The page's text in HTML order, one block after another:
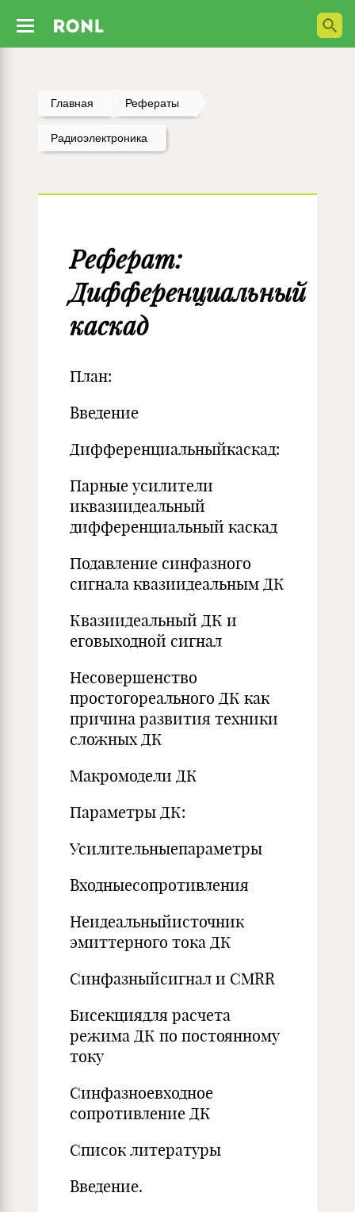
Главная Рефераты
Радиоэлектроника
Реферат:
Дифференциальный
каскад
План:
Введение
Дифференциальныйкаскад:
Парные усилители
иквазиидеальный
дифференциальный каскад
Подавление синфазного
сигнала квазиидеальным ДК
Квазиидеальный ДК и
еговыходной сигнал
Несовершенство
простогореального ДК как
причина развития техники
сложных ДК
Макромодели ДК
Параметры ДК:
Усилительныепараметры
Входныесопротивления
Неидеальныйисточник
эмиттерного тока ДК
Синфазныйсигнал и CMRR
Бисекциядля расчета
режима ДК по постоянному
току
Синфазноевходное
сопротивление ДК
Список литературы
Введение.